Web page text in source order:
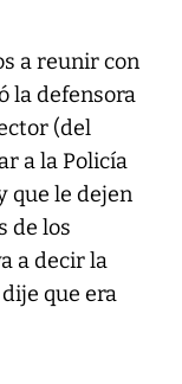
a reunir con
la defensora
(del
a la Policía
que le dejen
de los
a decir la
que era